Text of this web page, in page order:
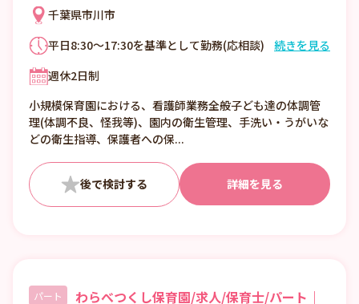
千葉県市川市
平日8:30～17:30を基準として勤務(応相談)
続きを見る
週休2日制
小規模保育園における、看護師業務全般子ども達の体調管
理(体調不良、怪我等)、園内の衛生管理、手洗い・うがいな
どの衛生指導、保護者への保...
詳細を見る
パート
わらべつくし保育園/求人/保育士/パート｜